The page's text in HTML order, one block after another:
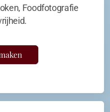
Foodfotografie